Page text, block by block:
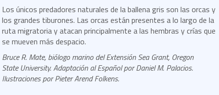
Los únicos predadores naturales de la ballena gris son las orcas y
los grandes tiburones. Las orcas están presentes a lo largo de la
ruta migratoria y atacan principalmente a las hembras y crías que
se mueven más despacio.
Bruce R. Mate, biólogo marino del Extensión Sea Grant, Oregon
State University. Adaptación al Español por Daniel M. Palacios.
Ilustraciones por Pieter Arend Folkens.